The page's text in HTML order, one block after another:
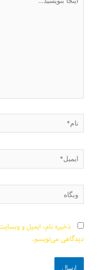
بنویسید…
نام*
ایمیل*
وبگاه
ذخیره نام، ایمیل و
دیدگاهی می‌نویسم.